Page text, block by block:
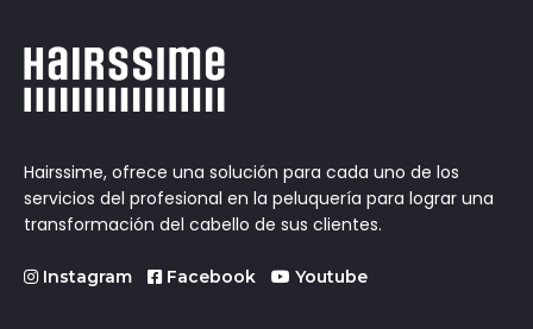
Hairssime, ofrece una solución para cada uno de los
servicios del profesional en la peluquería para lograr una
transformación del cabello de sus clientes.
Instagram Facebook Youtube